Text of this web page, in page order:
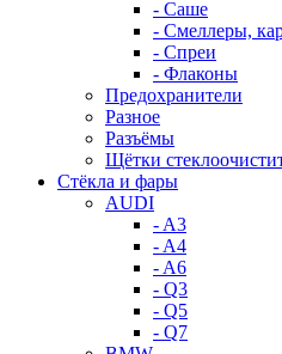
- Саше
- Смеллеры,
- Спреи
- Флаконы
Предохранители
Разное
Разъёмы
Щётки
Стёкла и фары
AUDI
- A3
- A4
- A6
- Q3
- Q5
- Q7